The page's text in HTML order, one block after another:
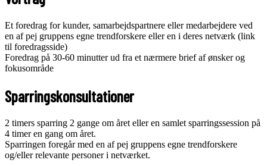
Et foredrag for kunder, samarbejdspartnere eller medarbejdere ved
en af pej gruppens egne trendforskere eller en i deres netværk (link
til foredragsside)
Foredrag på 30-60 minutter ud fra et nærmere brief af ønsker og
fokusområde
Sparringskonsultationer
2 timers sparring 2 gange om året eller en samlet sparringssession på
4 timer en gang om året.
Sparringen foregår med en af pej gruppens egne trendforskere
og/eller relevante personer i netværket.